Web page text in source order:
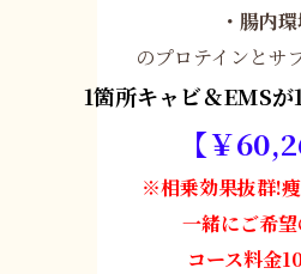
・腸内
のプロテインとサ
1箇所キャビ＆EMSが
【￥
※相乗効果抜群!
一緒にご希
コース料金